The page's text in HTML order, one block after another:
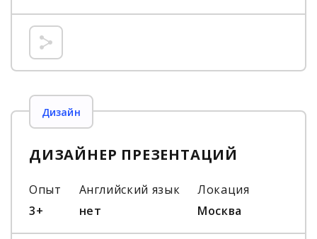
Дизайн
ДИЗАЙНЕР ПРЕЗЕНТАЦИЙ
Опыт
3+
Английский язык
нет
Локация
Москва